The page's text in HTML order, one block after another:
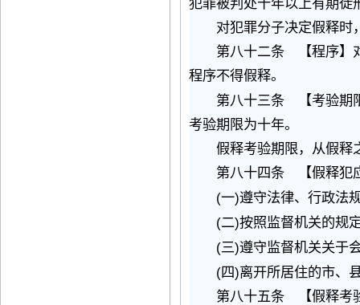
犯罪被判处十年以上有期徒
对犯罪分子决定假释时
第八十二条 【程序】对
程序不得假释。
第八十三条 【考验期限
考验期限为十年。
假释考验期限，从假释
第八十四条 【假释犯应
(一)遵守法律、行政法
(二)按照监督机关的规
(三)遵守监督机关关于
(四)离开所居住的市、
第八十五条 【假释考验